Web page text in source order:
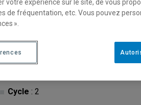
Description
Cycle : 2
votre expérience sur le site, de vous
de fréquentation, etc. Vous pouvez
».